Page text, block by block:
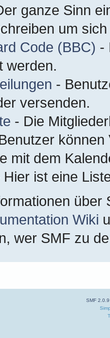
ganze Sinn
um
Code (BBC) -
werden.
-
versenden.
- Die
können
mit dem
Hier ist eine
Wiki
wer SMF zu
SMF 2.0.9